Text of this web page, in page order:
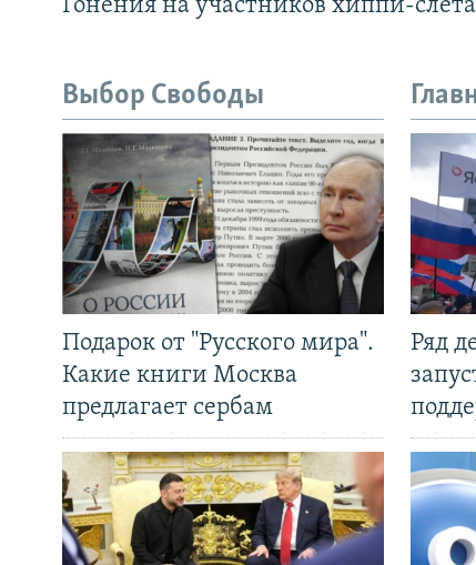
Гонения на участников хиппи-слёта
Выбор Свободы
Подарок от "Русского мира".
Какие книги Москва
предлагает сербам
Ряд